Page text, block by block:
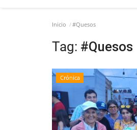
Inicio #Quesos
Tag: #Quesos
Crónica